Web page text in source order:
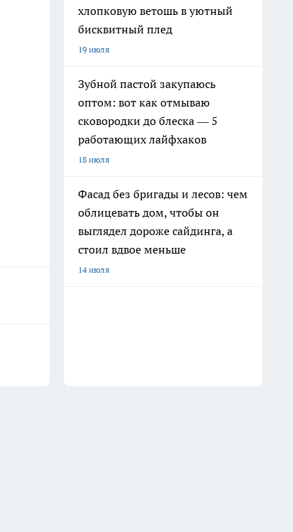
хлопковую ветошь в уютный
бисквитный плед
19 июля
Зубной пастой закупаюсь
оптом: вот как отмываю
сковородки до блеска — 5
работающих лайфхаков
18 июля
Фасад без бригады и лесов: чем
облицевать дом, чтобы он
выглядел дороже сайдинга, а
стоил вдвое меньше
14 июля